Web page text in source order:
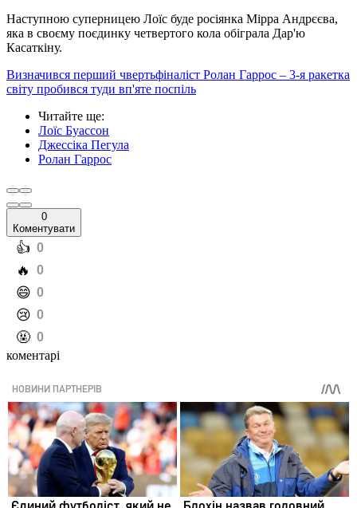
Наступною суперницею Лоїс буде росіянка Мірра Андрєєва,
яка в своєму поєдинку четвертого кола обіграла Дар'ю
Касаткіну.
Визначився перший чвертьфіналіст Ролан Гаррос – 3-я ракетка
світу пробився туди вп'яте поспіль
Читайте ще:
Лоїс Буассон
Джессіка Пегула
Ролан Гаррос
0
Коментувати
️👍 0
️🔥 0
️😄 0
️😢 0
️🤬 0
коментарі